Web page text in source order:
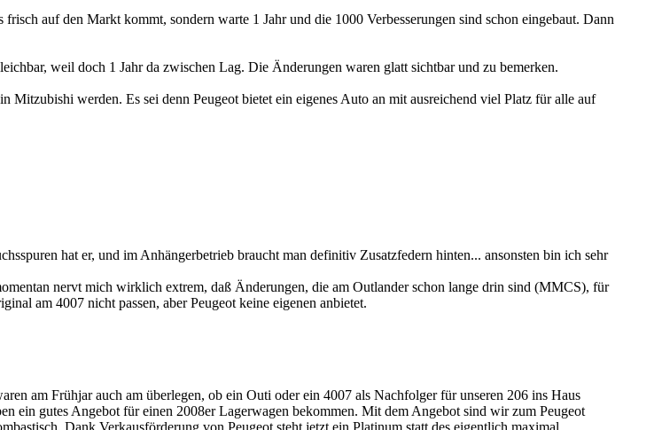
auf den Markt kommt, sondern warte 1 Jahr und die 1000 Verbesserungen sind schon eingebaut. Dann
weil doch 1 Jahr da zwischen Lag. Die Änderungen waren glatt sichtbar und zu bemerken.
werden. Es sei denn Peugeot bietet ein eigenes Auto an mit ausreichend viel Platz für alle auf
hat er, und im Anhängerbetrieb braucht man definitiv Zusatzfedern hinten... ansonsten bin ich sehr
nervt mich wirklich extrem, daß Änderungen, die am Outlander schon lange drin sind (MMCS), für
am 4007 nicht passen, aber Peugeot keine eigenen anbietet.
am Frühjar auch am überlegen, ob ein Outi oder ein 4007 als Nachfolger für unseren 206 ins Haus
ein gutes Angebot für einen 2008er Lagerwagen bekommen. Mit dem Angebot sind wir zum Peugeot